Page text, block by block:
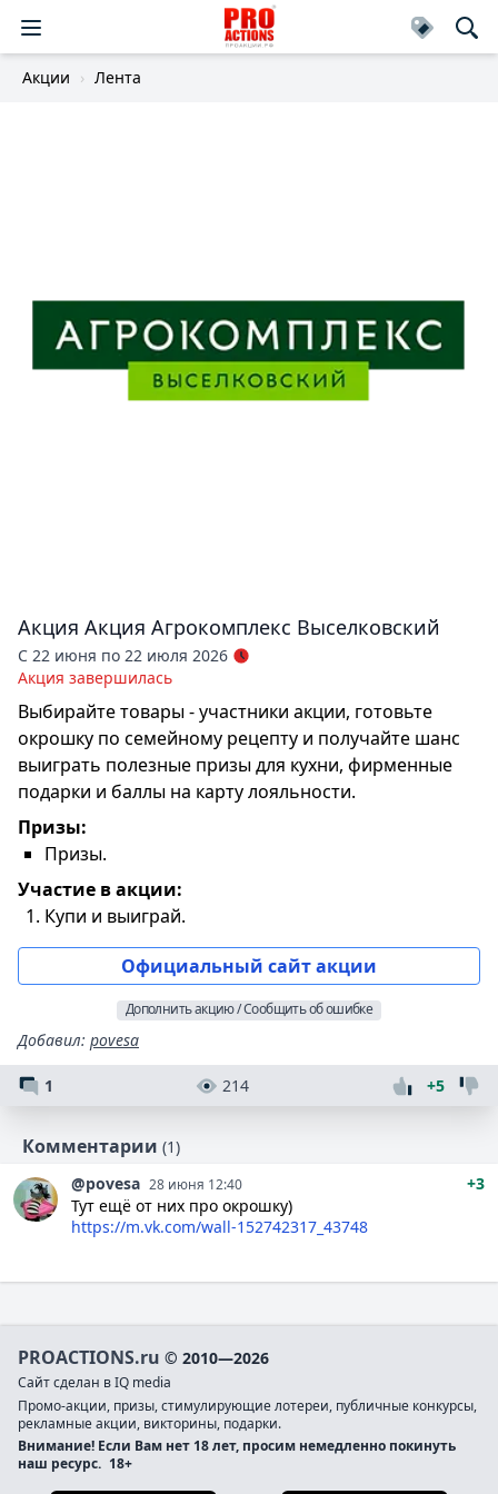
Акции Лента
Акция Акция Агрокомплекс Выселковский
С 22 июня по 22 июля 2026
Акция завершилась
Выбирайте товары - участники акции, готовьте
окрошку по семейному рецепту и получайте шанс
выиграть полезные призы для кухни, фирменные
подарки и баллы на карту лояльности.
Призы:
Призы.
Участие в акции:
Купи и выиграй.
Официальный сайт акции
Дополнить акцию / Сообщить об ошибке
Добавил: povesa
1 214 +5
Комментарии (1)
@povesa 28 июня 12:40
+3
Тут ещё от них про окрошку)
https://m.vk.com/wall-152742317_43748
PROACTIONS.ru © 2010—2026
Сайт сделан в IQ media
Промо-акции, призы, стимулирующие лотереи, публичные конкурсы,
рекламные акции, викторины, подарки.
Внимание! Если Вам нет 18 лет, просим немедленно покинуть
наш ресурс. 18+